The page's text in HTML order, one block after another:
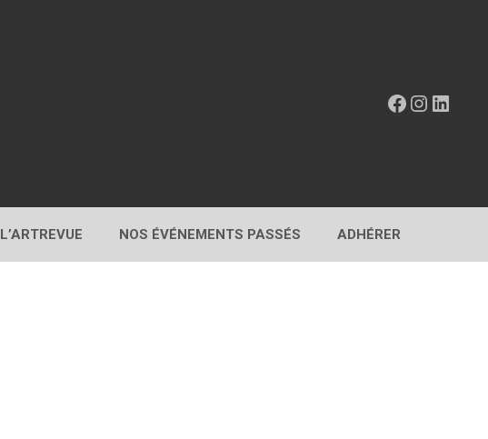
Facebook
L’ARTREVUE NOS ÉVÉNEMENTS PASSÉS ADHÉRER